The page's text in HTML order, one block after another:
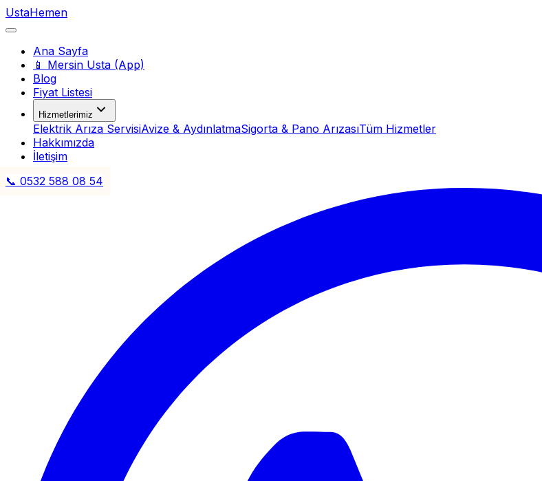
UstaHemen
Ana Sayfa
📱 Mersin Usta (App)
Blog
Fiyat Listesi
Hizmetlerimiz
Elektrik Arıza ServisiAvize & AydınlatmaSigorta & Pano ArızasıTüm Hizmetler
Hakkımızda
İletişim
📞 0532 588 08 54